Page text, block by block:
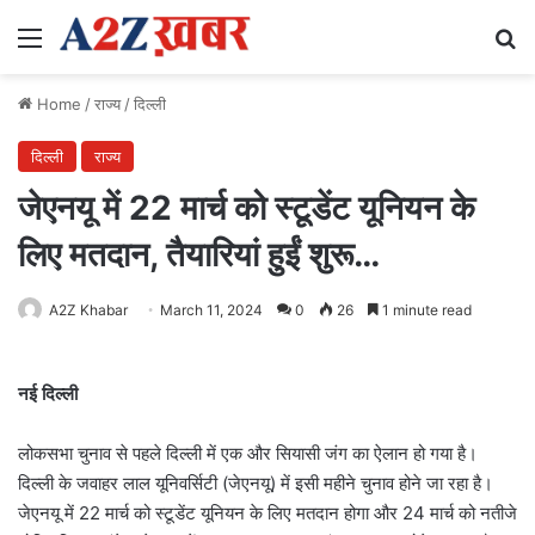
Menu
Home /राज्य/दिल्ली
दिल्ली राज्य
जेएनयू में 22 मार्च को स्टूडेंट यूनियन के
लिए मतदान, तैयारियां हुईं शुरू…
A2Z Khabar March 11, 2024 0 26 1 minute read
नई दिल्ली
लोकसभा चुनाव से पहले दिल्ली में एक और सियासी जंग का ऐलान हो गया है।
दिल्ली के जवाहर लाल यूनिवर्सिटी (जेएनयू) में इसी महीने चुनाव होने जा रहा है।
जेएनयू में 22 मार्च को स्टूडेंट यूनियन के लिए मतदान होगा और 24 मार्च को नतीजे